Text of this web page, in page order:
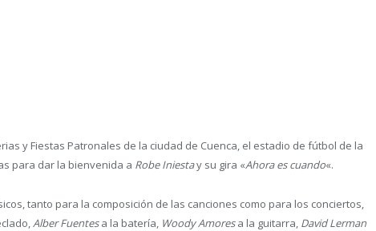
y Fiestas Patronales de la ciudad de Cuenca, el estadio de fútbol de la
para dar la bienvenida a Robe Iniestay su gira «Ahora es cuando«.
tanto para la composición de las canciones como para los conciertos,
Alber Fuentesa la batería, Woody Amoresa la guitarra, David Lerman